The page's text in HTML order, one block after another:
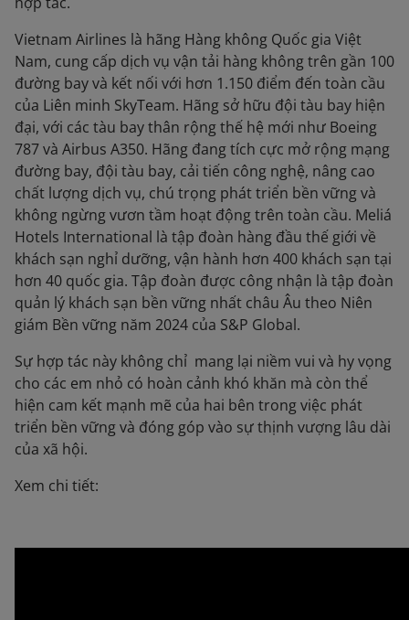
Vietnam Airlines là hãng Hàng không Quốc gia Việt
Nam, cung cấp dịch vụ vận tải hàng không trên gần 100
đường bay và kết nối với hơn 1.150 điểm đến toàn cầu
của Liên minh SkyTeam. Hãng sở hữu đội tàu bay hiện
đại, với các tàu bay thân rộng thế hệ mới như Boeing
787 và Airbus A350. Hãng đang tích cực mở rộng mạng
đường bay, đội tàu bay, cải tiến công nghệ, nâng cao
chất lượng dịch vụ, chú trọng phát triển bền vững và
không ngừng vươn tầm hoạt động trên toàn cầu. Meliá
Hotels International là tập đoàn hàng đầu thế giới về
khách sạn nghỉ dưỡng, vận hành hơn 400 khách sạn tại
hơn 40 quốc gia. Tập đoàn được công nhận là tập đoàn
quản lý khách sạn bền vững nhất châu Âu theo Niên
giám Bền vững năm 2024 của S&P Global.
Sự hợp tác này không chỉ mang lại niềm vui và hy vọng
cho các em nhỏ có hoàn cảnh khó khăn mà còn thể
hiện cam kết mạnh mẽ của hai bên trong việc phát
triển bền vững và đóng góp vào sự thịnh vượng lâu dài
của xã hội.
Xem chi tiết: